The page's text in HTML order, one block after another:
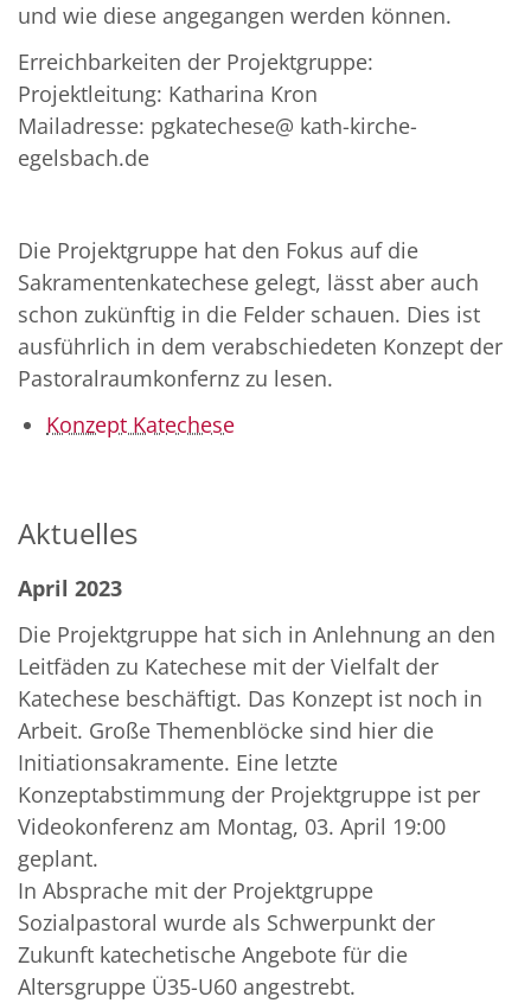
und wie diese angegangen werden können.
Erreichbarkeiten der Projektgruppe:
Projektleitung: Katharina Kron
Mailadresse: pgkatechese@ kath-kirche-
egelsbach.de
Die Projektgruppe hat den Fokus auf die
Sakramentenkatechese gelegt, lässt aber auch
schon zukünftig in die Felder schauen. Dies ist
ausführlich in dem verabschiedeten Konzept der
Pastoralraumkonfernz zu lesen.
Konzept Katechese
Aktuelles
April 2023
Die Projektgruppe hat sich in Anlehnung an den
Leitfäden zu Katechese mit der Vielfalt der
Katechese beschäftigt. Das Konzept ist noch in
Arbeit. Große Themenblöcke sind hier die
Initiationsakramente. Eine letzte
Konzeptabstimmung der Projektgruppe ist per
Videokonferenz am Montag, 03. April 19:00
geplant.
In Absprache mit der Projektgruppe
Sozialpastoral wurde als Schwerpunkt der
Zukunft katechetische Angebote für die
Altersgruppe Ü35-U60 angestrebt.